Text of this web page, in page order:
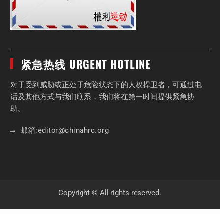
紧急热线 URGENT HOTLINE
对于受到威胁或正处于危险状态下的人权捍卫者，可通过电
话及其他方式与我们联系，我们将在第一时间提供紧急协
助。
邮箱:editor@chinahrc.org
Copyright © All rights reserved.